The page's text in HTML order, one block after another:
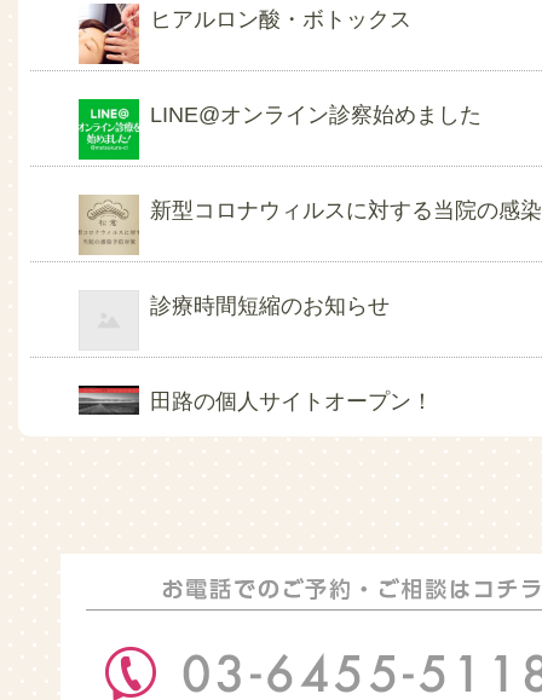
ヒアルロン酸・ボトックス
LINE@オンライン診察始めました
新型コロナウィルスに対する当院の感
診療時間短縮のお知らせ
田路の個人サイトオープン！